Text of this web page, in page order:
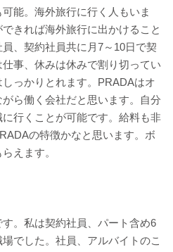
能。海外旅行に行く人もいま
きれば海外旅行に出かけること
、契約社員共に月7～10日で契
事、休みは休みで割り切ってい
っかりとれます。PRADAはオ
ら働く会社だと思います。自分
行くことが可能です。給料も非
の特徴かなと思います。ボ
えます。
。私は契約社員、パート含め6
でした。社員、アルバイトのこ